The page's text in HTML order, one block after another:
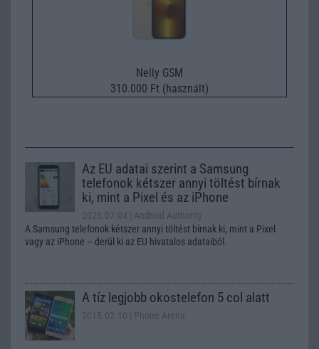
Nelly GSM
310.000 Ft (használt)
Az EU adatai szerint a Samsung
telefonok kétszer annyi töltést bírnak
ki, mint a Pixel és az iPhone
2025.07.04
| Android Authority
A Samsung telefonok kétszer annyi töltést bírnak ki, mint a Pixel
vagy az iPhone – derül ki az EU hivatalos adataiból.
A tíz legjobb okostelefon 5 col alatt
2015.02.10 | Phone Arena